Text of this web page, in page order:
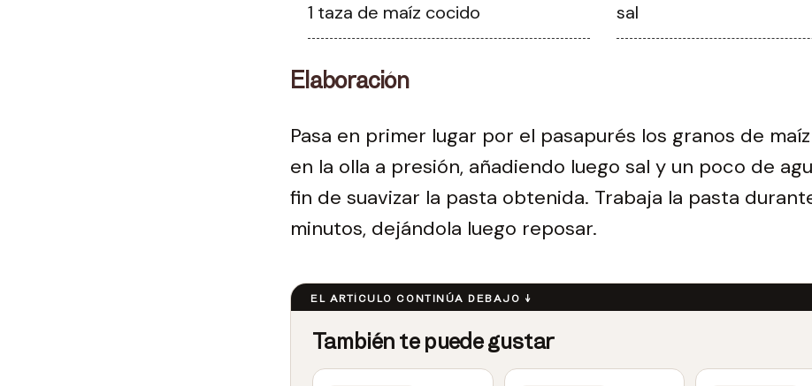
1 taza de maíz cocido sal
Elaboración
Pasa en primer lugar por el pasapurés los granos de
en la olla a presión, añadiendo luego sal y un poco de
fin de suavizar la pasta obtenida. Trabaja la pasta
minutos, dejándola luego reposar.